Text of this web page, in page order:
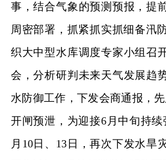
事，结合气象的预测预报，提
周密部署，抓紧抓实抓细备汛
织大中型水库调度专家小组召
会，分析研判未来天气发展趋
水防御工作，下发会商通报，
开闸预泄，为迎接6月中旬持
月10日、13日，再次下发水旱